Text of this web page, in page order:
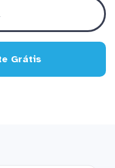
Grátis